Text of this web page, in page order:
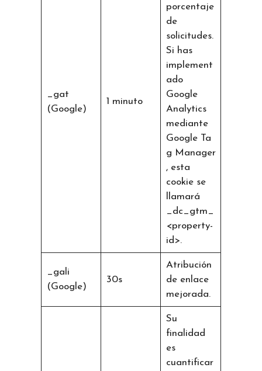
_gat
(Google)
1 minuto
porcentaje
de
solicitudes.
Si has
implement
ado
Google
Analytics
mediante
Google Ta
g Manager
, esta
cookie se
llamará
_dc_gtm_
<property-
id>.
_gali
(Google)
30s
Atribución
de enlace
mejorada.
Su
finalidad
es
cuantificar